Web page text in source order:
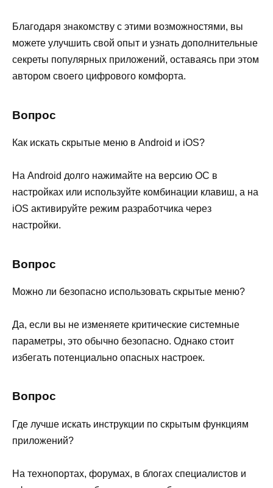
Благодаря знакомству с этими возможностями, вы
можете улучшить свой опыт и узнать дополнительные
секреты популярных приложений, оставаясь при этом
автором своего цифрового комфорта.
Вопрос
Как искать скрытые меню в Android и iOS?
На Android долго нажимайте на версию ОС в
настройках или используйте комбинации клавиш, а на
iOS активируйте режим разработчика через
настройки.
Вопрос
Можно ли безопасно использовать скрытые меню?
Да, если вы не изменяете критические системные
параметры, это обычно безопасно. Однако стоит
избегать потенциально опасных настроек.
Вопрос
Где лучше искать инструкции по скрытым функциям
приложений?
На технопортах, форумах, в блогах специалистов и